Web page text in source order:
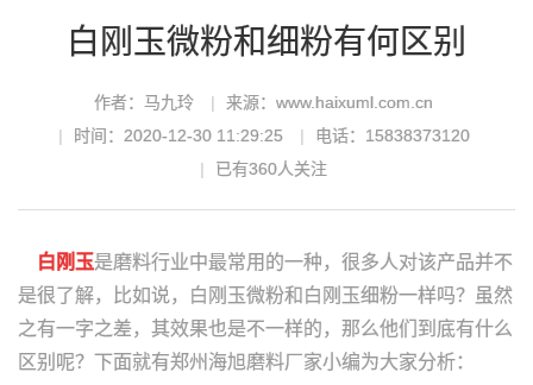
白刚玉微粉和细粉有何区别
作者：马九玲
来源：www.haixuml.com.cn
时间：2020-12-30 11:29:25
电话：15838373120
已有360人关注
白刚玉是磨料行业中最常用的一种，很多人对该产品并不
是很了解，比如说，白刚玉微粉和白刚玉细粉一样吗？虽然
之有一字之差，其效果也是不一样的，那么他们到底有什么
区别呢？下面就有郑州海旭磨料厂家小编为大家分析：